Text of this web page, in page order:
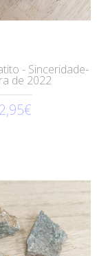
- Sinceridade-
de 2022
2,95€